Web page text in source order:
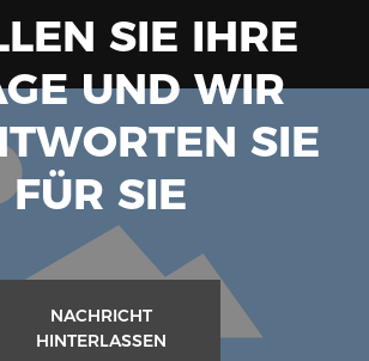
SIE IHRE
UND WIR
SIE
FÜR SIE
NACHRICHT
HINTERLASSEN